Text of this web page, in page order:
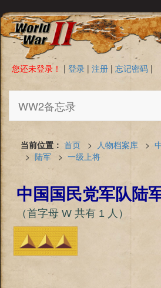
您还未登录！ | 登录 | 注册 | 忘记密码 |
WW2备忘录
当前位置： 首页 > 人物档案库 >
> 陆军 > 一级上将
中国国民党军队陆
（首字母 W 共有 1 人）